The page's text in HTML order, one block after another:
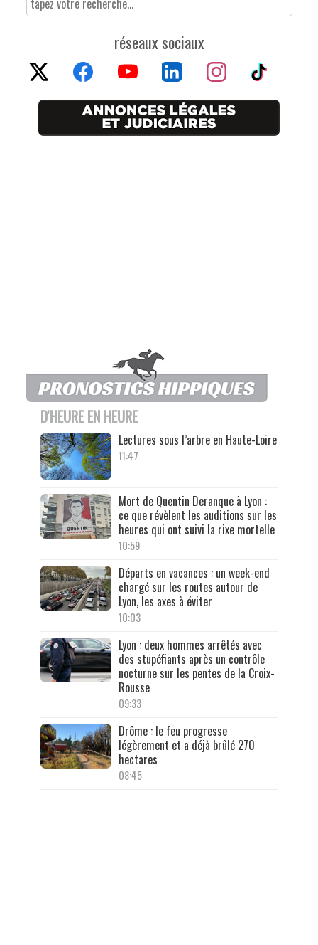
réseaux sociaux
D'HEURE EN HEURE
Lectures sous l’arbre en Haute-Loire
11:47
Mort de Quentin Deranque à Lyon :
ce que révèlent les auditions sur les
heures qui ont suivi la rixe mortelle
10:59
Départs en vacances : un week-end
chargé sur les routes autour de
Lyon, les axes à éviter
10:03
Lyon : deux hommes arrêtés avec
des stupéfiants après un contrôle
nocturne sur les pentes de la Croix-
Rousse
09:33
Drôme : le feu progresse
légèrement et a déjà brûlé 270
hectares
08:45